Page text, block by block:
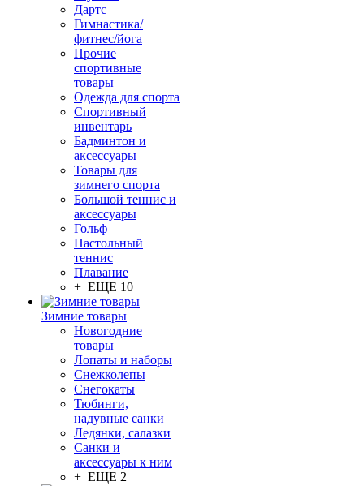
Дартс
Гимнастика/
фитнес/йога
Прочие
спортивные
товары
Одежда для спорта
Спортивный
инвентарь
Бадминтон и
аксессуары
Товары для
зимнего спорта
Большой теннис и
аксессуары
Гольф
Настольный
теннис
Плавание
+ ЕЩЕ 10
Зимние товары
Новогодние
товары
Лопаты и наборы
Снежколепы
Снегокаты
Тюбинги,
надувные санки
Ледянки, салазки
Санки и
аксессуары к ним
+ ЕЩЕ 2